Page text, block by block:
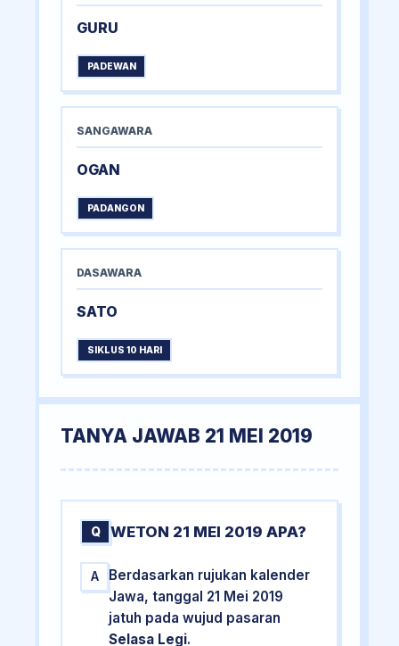
GURU
PADEWAN
SANGAWARA
OGAN
PADANGON
DASAWARA
SATO
SIKLUS 10 HARI
TANYA JAWAB 21 MEI 2019
Q WETON 21 MEI 2019 APA?
A
Berdasarkan rujukan kalender
Jawa, tanggal 21 Mei 2019
jatuh pada wujud pasaran
Selasa Legi.